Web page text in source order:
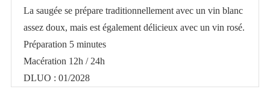
La saugée se prépare traditionnellement avec un vin blanc
assez doux, mais est également délicieux avec un vin rosé.
Préparation 5 minutes
Macération 12h / 24h
DLUO : 01/2028